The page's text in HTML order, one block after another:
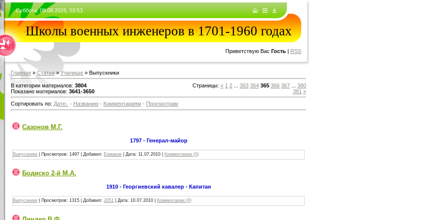
Суббота, 08.08.2026, 03:53
Школы военных инженеров в 1701-1960 годах
Приветствую Вас Гость | RSS
Главная » Статьи »Училищe » Выпускники
В категории материалов: 3804
Показано материалов: 3641-3650
Страницы: « 1 2 363 364 365 366 367
380
381 »
Сортировать по: Дате · Названию · Комментариям · Просмотрам
Сазонов М.Г.
1797 - Генерал-майор
Выпускники Просмотров: 1497 Добавил: Ермаков Дата: 11.07.2010 Комментарии (0)
Бодиско 2-й М.А.
1910 - Георгиевский кавалер - Капитан
Выпускники Просмотров: 1315 Добавил: 2051 Дата: 10.07.2010 Комментарии (0)